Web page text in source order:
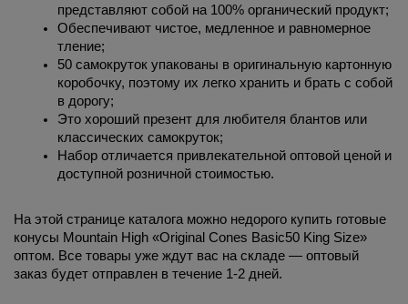
представляют собой на 100% органический продукт;
Обеспечивают чистое, медленное и равномерное
тление;
50 самокруток упакованы в оригинальную картонную
коробочку, поэтому их легко хранить и брать с собой
в дорогу;
Это хороший презент для любителя блантов или
классических самокруток;
Набор отличается привлекательной оптовой ценой и
доступной розничной стоимостью.
На этой странице каталога можно недорого купить готовые
конусы Mountain High «Original Cones Basic50 King Size»
оптом. Все товары уже ждут вас на складе — оптовый
заказ будет отправлен в течение 1-2 дней.